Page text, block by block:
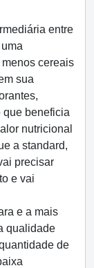
entre
cereais
sua
que beneficia
nutricional
a standard,
precisar
e vai
e a mais
qualidade
de